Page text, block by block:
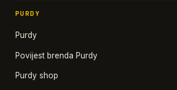
PURDY
Purdy
Povijest brenda Purdy
Purdy shop